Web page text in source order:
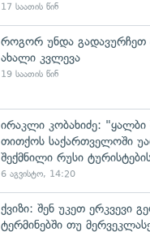
17 საათის წინ
როგორ უნდა გადავურჩეთ
ახალი კვლევა
19 საათის წინ
ირაკლი კობახიძე: "ყალბი
თითქოს საქართველოში
შექმნილი რუსი
6 აგვისტო, 14:20
ქვიზი: შენ უკეთ ერკვევი
ტერმინებში თუ